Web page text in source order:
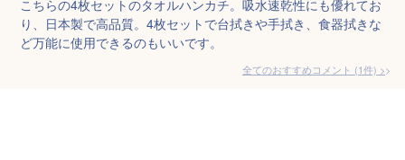
こちらの4枚セットのタオルハンカチ。吸水速乾性にも優れてお
り、日本製で高品質。4枚セットで台拭きや手拭き、食器拭きな
ど万能に使用できるのもいいです。
全てのおすすめコメント (1件) >